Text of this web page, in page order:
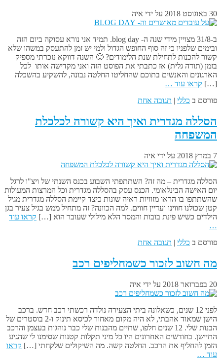
30 באוגוסט 2018 על ידי איה
ב-31/8 מצויין מידי שנה ה- blog day. תמיד אני נורא עסוקה ביום הזה
ובימים שלפניו כי זה סוף החופש הגדול ולמי יש זמן להתעסק במשהו שלא
קשור להכנות לתחילת שנת הלימודים? 🙂 השנה דווקא נזכרתי מספיק
בזמן (תודה גלית) אז כתבתי את הפוסט הזה ואני מקדישה אותו לכל
הארגונים והאנשים בתוכם שהחליטו החלטה נבונה, להשקיע בהשכלה
[…] קראו עוד …
פורסם ב כללי | תגובה אחת
הסללה מגדרית ואיך היא קשורה לכלכלת
המשפחה
7 במרץ 2018 על ידי איה
הסללה מגדרית – מה זה? השתתפתי השבוע בכנס השנתי של ויצ"ו לרגל
יום האישה הבינלאומי. הכנס עסק בהסללה מגדרית וכל המרצות המעולות
שהשתתפו בו הראו מזוויות ראיה שונות כיצד קיימת הסללה מגדרית מגיל
קטן שכולנו חווינו ועדיין חווים. למה הכוונה? זה מתחיל ממש בגיל צעיר בגן
הילדים כשיש פינת בובות והמסר הלא מילולי שעובר הוא […] קראו עוד
…
פורסם ב כללי | תגובה אחת
מה חשוב לזכור כשמחליפים רכב
20 בפברואר 2018 על ידי איה
לפני 12 שנים, כשאלונה ביתי הצעירה נולדה רכשתי רכב חדש. ברכב
הישן שמאוד אהבתי, לא היה מקום מאחור לכיסא תינוק ו-2 בוסטרים של
הבנות שלי. 12 שנים חלפו, שתיים מהבנות שלי כבר נוהגות בעצמן והרכב
התיישן. בחודשים האחרונים היו כל מיני תקלות קטנות שסימנו לי שהגיע
הזמן להחליף את הרכב. החלטה קשה. מה השיקולים שלקחתי […] קראו
עוד …